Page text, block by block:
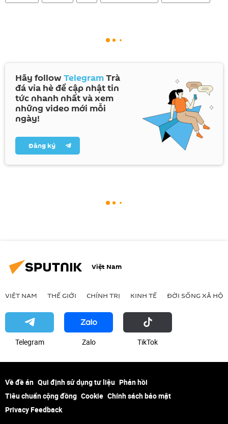
Hãy follow TelegramTrà
đá vỉa hè để cập nhật tin
tức nhanh nhất và xem
những video mới mỗi
ngày!
Đăng ký
Việt Nam
VIỆT NAM THẾ GIỚI CHÍNH TRỊ KINH TẾ ĐỜI SỐNG XÃ HỘI
Telegram Zalo ТikТоk
Về đề án Qui định sử dụng tư liệu Phản hồi
Tiêu chuẩn cộng đồng Cookie Chính sách bảo mật
Privacy Feedback